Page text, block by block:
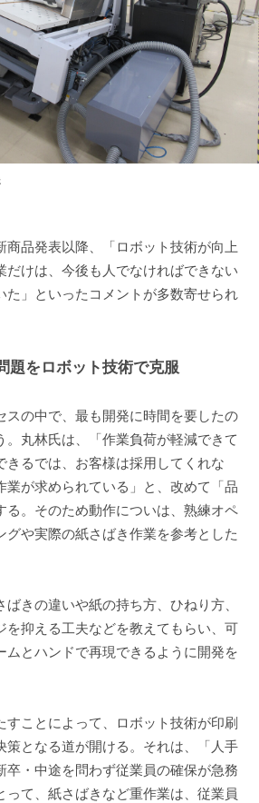
品発表以降、「ロボット技術が向上
だけは、今後も人でなければできない
た」といったコメントが多数寄せられ
題をロボット技術で克服
の中で、最も開発に時間を要したの
。丸林氏は、「作業負荷が軽減できて
きるでは、お客様は採用してくれな
業が求められている」と、改めて「品
る。そのため動作についは、熟練オペ
グや実際の紙さばき作業を参考とした
きの違いや紙の持ち方、ひねり方、
を抑える工夫などを教えてもらい、可
ムとハンドで再現できるように開発を
ことによって、ロボット技術が印刷
策となる道が開ける。それは、「人手
卒・中途を問わず従業員の確保が急務
って、紙さばきなど重作業は、従業員